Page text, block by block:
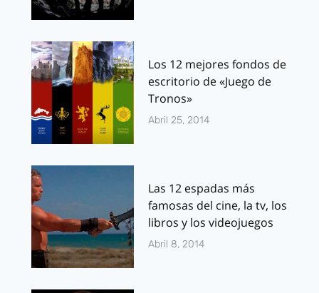
Los 12 mejores fondos de
escritorio de «Juego de
Tronos»
Abril 25, 2014
Las 12 espadas más
famosas del cine, la tv, los
libros y los videojuegos
Abril 8, 2014